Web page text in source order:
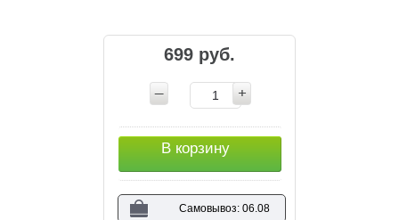
699 руб.
В корзину
Самовывоз: 06.08